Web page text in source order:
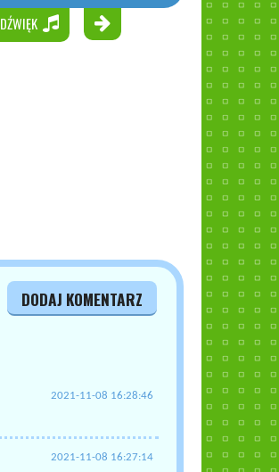
DŹWIĘK
DODAJ KOMENTARZ
2021-11-08 16:28:46
2021-11-08 16:27:14